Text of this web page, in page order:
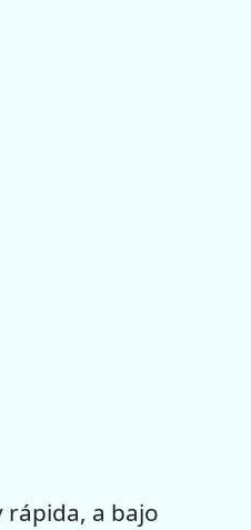
a bajo